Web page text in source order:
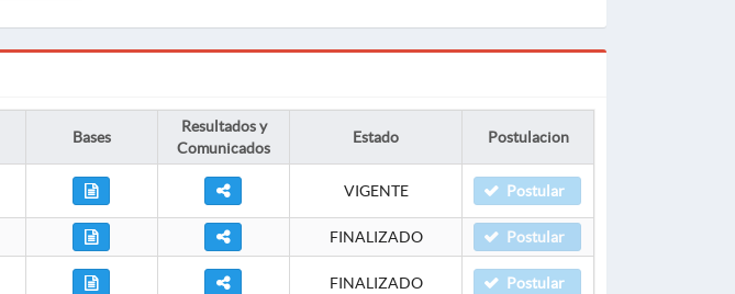
Bases
Resultados y
Comunicados
Estado Postulacion
VIGENTE Postular
FINALIZADO Postular
FINALIZADO Postular